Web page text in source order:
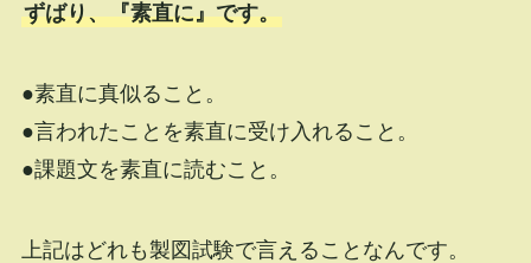
ずばり、『素直に』です。
●素直に真似ること。
●言われたことを素直に受け入れること。
●課題文を素直に読むこと。
上記はどれも製図試験で言えることなんです。